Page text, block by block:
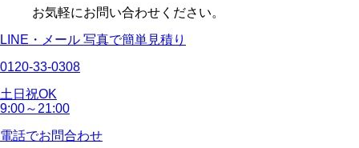
お気軽にお問い合わせください。
LINE・メール 写真で簡単見積り
0120-33-0308
土日祝OK
9:00～21:00
電話でお問合わせ